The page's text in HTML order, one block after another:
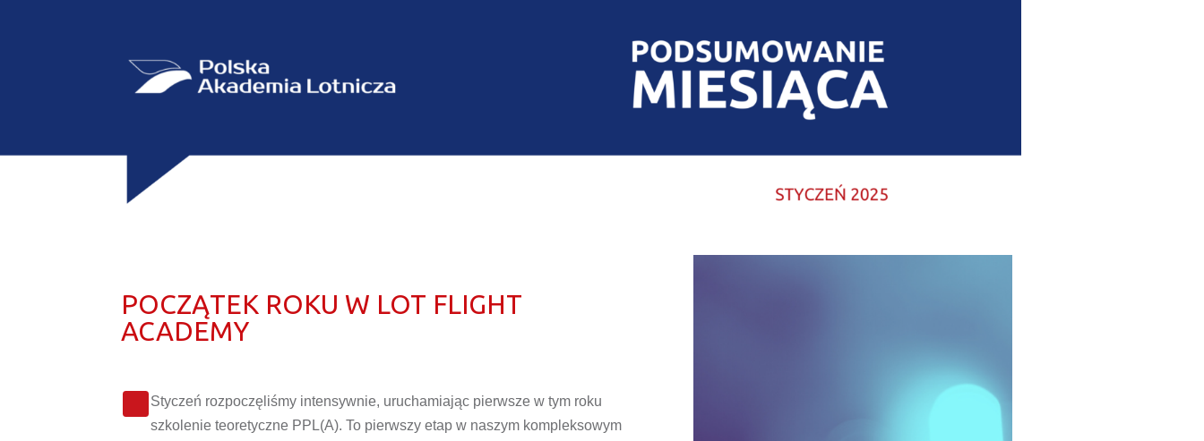
POCZĄTEK ROKU W LOT FLIGHT
ACADEMY
Styczeń rozpoczęliśmy intensywnie, uruchamiając pierwsze w tym roku
szkolenie teoretyczne PPL(A). To pierwszy etap w naszym kompleksowym